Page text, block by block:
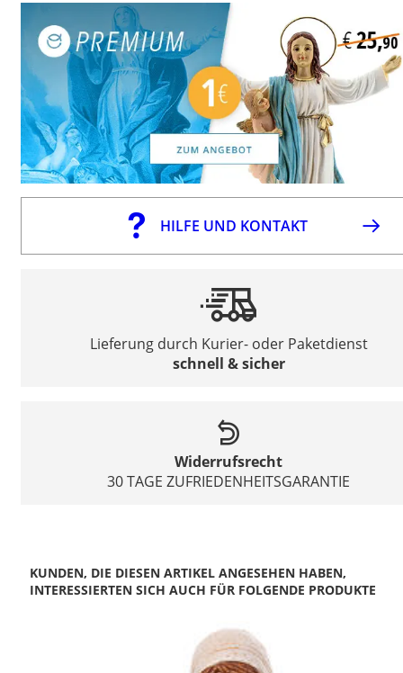
HILFE UND KONTAKT
Lieferung durch Kurier- oder Paketdienst
schnell & sicher
Widerrufsrecht
30 TAGE ZUFRIEDENHEITSGARANTIE
KUNDEN, DIE DIESEN ARTIKEL ANGESEHEN HABEN,
INTERESSIERTEN SICH AUCH FÜR FOLGENDE PRODUKTE